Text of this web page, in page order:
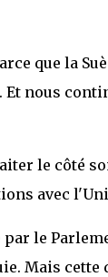
que la
nous
le côté
avec
le
Mais cette